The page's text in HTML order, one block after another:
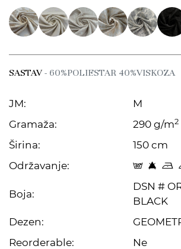
SASTAV- 60%POLIESTAR 40%VISKOZA
JM:
M
Gramaža:
290 g/m2
Širina:
150 cm
Održavanje:
s 8 o
Boja:
DSN #
BLACK
Dezen:
Reorderable:
Ne